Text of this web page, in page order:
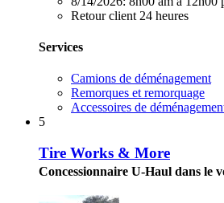
Retour client 24 heures
Services
Camions de déménagement
Remorques et remorquage
Accessoires de
5
Tire Works & More
Concessionnaire U-Haul dans le